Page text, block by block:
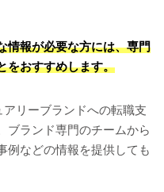
情報が必要な方には、専門
をおすすめします。
リーブランドへの転職支
ブランド専門のチームから
例などの情報を提供しても